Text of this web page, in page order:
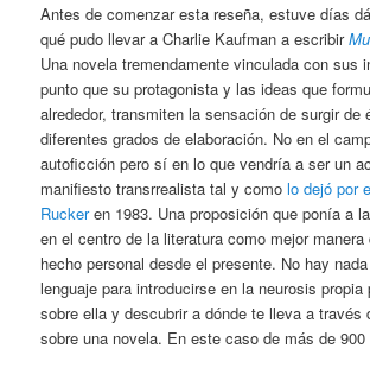
Antes de comenzar esta reseña, estuve días
qué pudo llevar a Charlie Kaufman a escribir
Una novela tremendamente vinculada con sus
punto que su protagonista y las ideas que
alrededor, transmiten la sensación de surgir de
diferentes grados de elaboración. No en el
autoficción pero sí en lo que vendría a ser un
manifiesto transrrealista tal y comolo dejó por
Ruckeren 1983. Una proposición que ponía a
en el centro de la literatura como mejor manera
hecho personal desde el presente. No hay
lenguaje para introducirse en la neurosis propia
sobre ella y descubrir a dónde te lleva a través
sobre una novela. En este caso de más de 900